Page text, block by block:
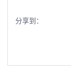
分享到：